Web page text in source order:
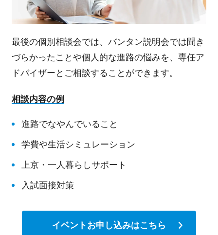
最後の個別相談会では、バンタン説明会では聞き
づらかったことや個人的な進路の悩みを、専任ア
ドバイザーとご相談することができます。
相談内容の例
進路でなやんでいること
学費や生活シミュレーション
上京・一人暮らしサポート
入試面接対策
イベントお申し込みはこちら